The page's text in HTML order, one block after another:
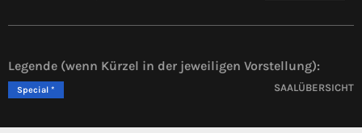
Legende (wenn Kürzel in der jeweiligen Vorstellung):
Special * SAALÜBERSICHT